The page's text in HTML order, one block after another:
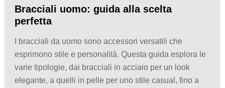
Bracciali uomo: guida alla scelta
perfetta
I bracciali da uomo sono accessori versatili che
esprimono stile e personalità. Questa guida esplora le
varie tipologie, dai bracciali in acciaio per un look
elegante, a quelli in pelle per uno stile casual, fino a